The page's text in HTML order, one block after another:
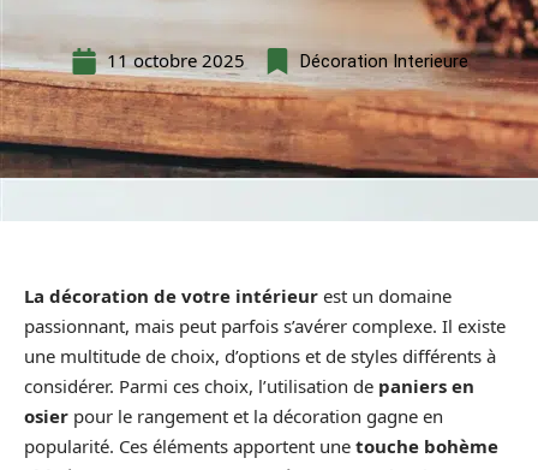
11 octobre 2025 Décoration Interieure
La décoration de votre intérieur est un domaine
passionnant, mais peut parfois s’avérer complexe. Il existe
une multitude de choix, d’options et de styles différents à
considérer. Parmi ces choix, l’utilisation de paniers en
osier pour le rangement et la décoration gagne en
popularité. Ces éléments apportent une touche bohème